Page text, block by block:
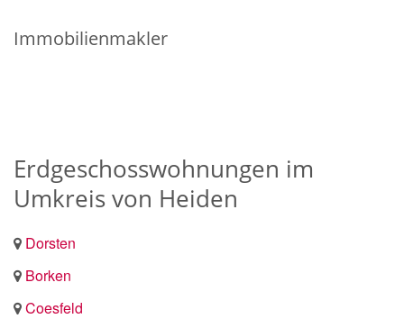
Immobilienmakler
Erdgeschosswohnungen im
Umkreis von Heiden
Dorsten
Borken
Coesfeld